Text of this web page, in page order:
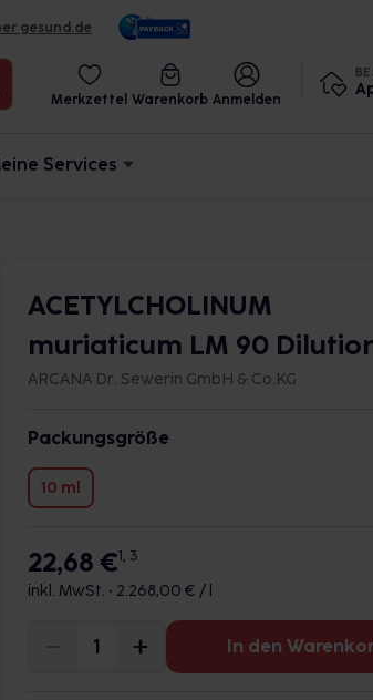
gesund.de
Merkzettel Warenkorb Anmelden
Services
ACETYLCHOLINUM
muriaticum LM 90
ARCANA Dr. Sewerin GmbH & Co.KG
Packungsgröße
10 ml
22,68 €1, 3
inkl. MwSt. • 2.268,00 € / l
In den